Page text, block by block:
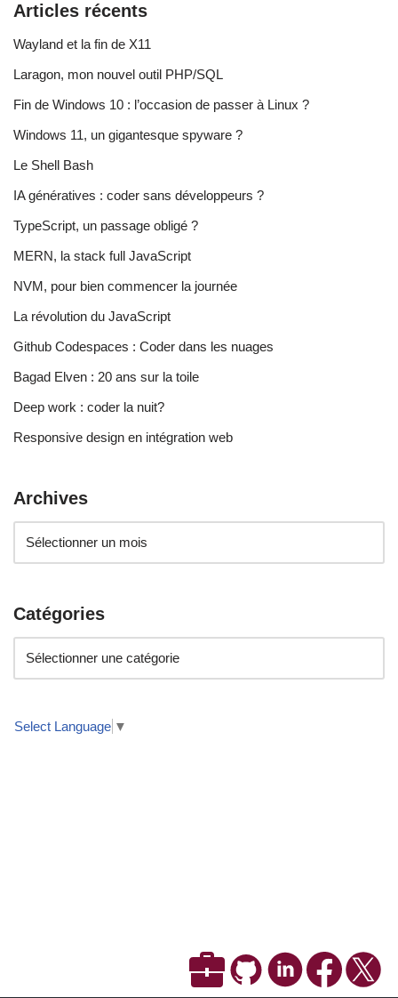
Articles récents
Wayland et la fin de X11
Laragon, mon nouvel outil PHP/SQL
Fin de Windows 10 : l’occasion de passer à Linux ?
Windows 11, un gigantesque spyware ?
Le Shell Bash
IA génératives : coder sans développeurs ?
TypeScript, un passage obligé ?
MERN, la stack full JavaScript
NVM, pour bien commencer la journée
La révolution du JavaScript
Github Codespaces : Coder dans les nuages
Bagad Elven : 20 ans sur la toile
Deep work : coder la nuit?
Responsive design en intégration web
Archives
Catégories
Select Language ▼